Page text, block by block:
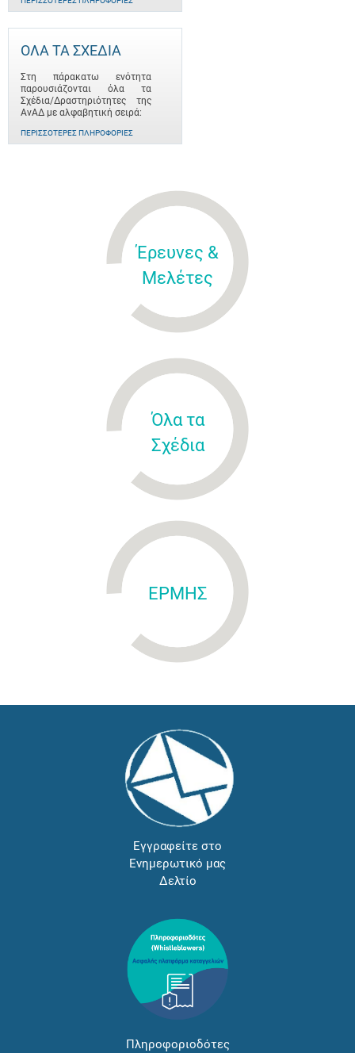
ΟΛΑ ΤΑ ΣΧΕΔΙΑ
Στη πάρακατω ενότητα
παρουσιάζονται όλα τα
Σχέδια/Δραστηριότητες της
ΑνΑΔ με αλφαβητική σειρά:
ΠΕΡΙΣΣΌΤΕΡΕΣ ΠΛΗΡΟΦΟΡΊΕΣ
Έρευνες &
Μελέτες
Όλα τα
Σχέδια
ΕΡΜΗΣ
Εγγραφείτε στο
Ενημερωτικό μας
Δελτίο
Πληροφοριοδότες